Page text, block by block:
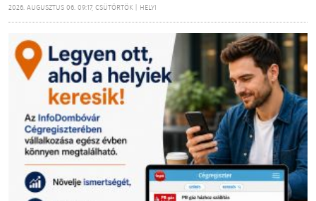
2026. AUGUSZTUS 06. 09:17, CSÜTÖRTÖK | HELYI